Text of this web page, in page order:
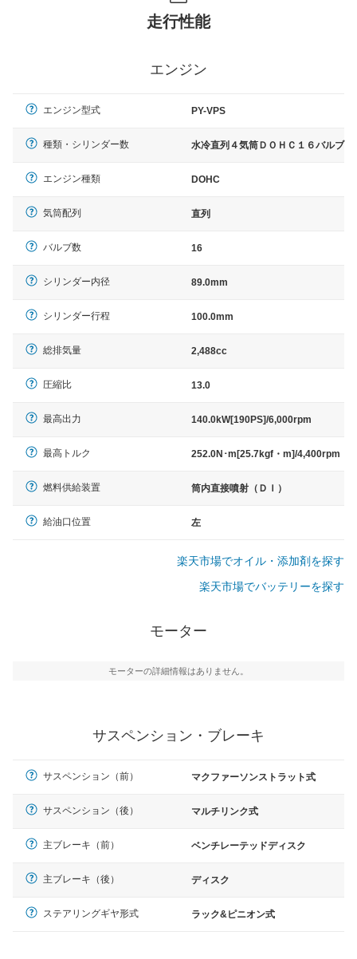
走行性能
エンジン
エンジン型式 PY-VPS
種類・シリンダー数 水冷直列４気筒ＤＯＨＣ１６バルブ
エンジン種類 DOHC
気筒配列 直列
バルブ数 16
シリンダー内径 89.0mm
シリンダー行程 100.0mm
総排気量 2,488cc
圧縮比 13.0
最高出力 140.0kW[190PS]/6,000rpm
最高トルク 252.0N･m[25.7kgf・m]/4,400rpm
燃料供給装置 筒内直接噴射（ＤＩ）
給油口位置 左
楽天市場でオイル・添加剤を探す
楽天市場でバッテリーを探す
モーター
モーターの詳細情報はありません。
サスペンション・ブレーキ
サスペンション（前） マクファーソンストラット式
サスペンション（後） マルチリンク式
主ブレーキ（前） ベンチレーテッドディスク
主ブレーキ（後） ディスク
ステアリングギヤ形式 ラック&ピニオン式